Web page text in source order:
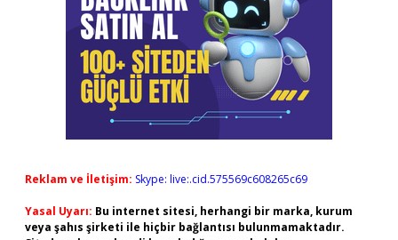
Reklam ve İletişim: Skype: live:.cid.575569c608265c69
Yasal Uyarı: Bu internet sitesi, herhangi bir marka, kurum
veya şahıs şirketi ile hiçbir bağlantısı bulunmamaktadır.